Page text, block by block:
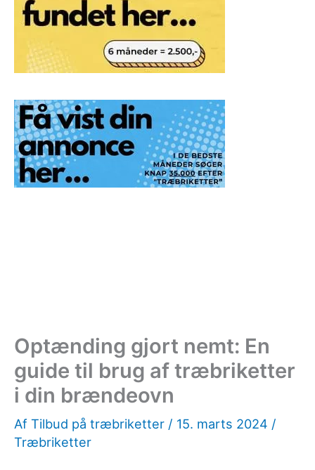
Optænding gjort nemt: En
guide til brug af træbriketter
i din brændeovn
Af Tilbud på træbriketter / 15. marts 2024 /
Træbriketter